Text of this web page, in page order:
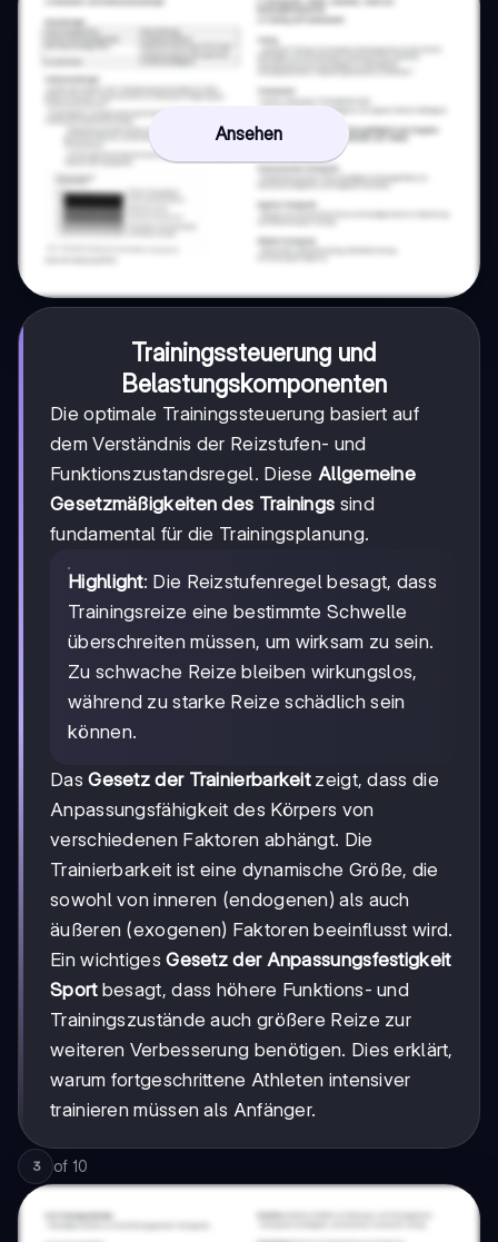
Ansehen
Trainingssteuerung und
Belastungskomponenten
Die optimale Trainingssteuerung basiert auf
dem Verständnis der Reizstufen- und
Funktionszustandsregel. Diese Allgemeine
Gesetzmäßigkeiten des Trainings sind
fundamental für die Trainingsplanung.
Highlight: Die Reizstufenregel besagt, dass
Trainingsreize eine bestimmte Schwelle
überschreiten müssen, um wirksam zu sein.
Zu schwache Reize bleiben wirkungslos,
während zu starke Reize schädlich sein
können.
DasGesetz der Trainierbarkeitzeigt, dass die
Anpassungsfähigkeit des Körpers von
verschiedenen Faktoren abhängt. Die
Trainierbarkeit ist eine dynamische Größe, die
sowohl von inneren (endogenen) als auch
äußeren (exogenen) Faktoren beeinflusst wird.
Ein wichtigesGesetz der Anpassungsfestigkeit
Sportbesagt, dass höhere Funktions- und
Trainingszustände auch größere Reize zur
weiteren Verbesserung benötigen. Dies erklärt,
warum fortgeschrittene Athleten intensiver
trainieren müssen als Anfänger.
3 of 10